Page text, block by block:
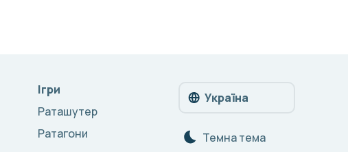
Ігри
Раташутер
Ратагони
Україна
Темна тема